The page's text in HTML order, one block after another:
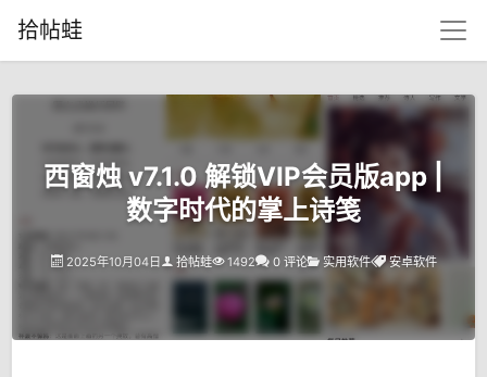
拾帖蛙
西窗烛 v7.1.0 解锁VIP会员版app |
数字时代的掌上诗笺
2025年10月04日 拾帖蛙 1492 0 评论 实用软件 安卓软件